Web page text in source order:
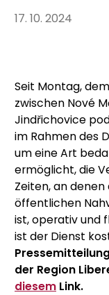
17. 10. 2024
Seit Montag,
zwischen Nové
Jindřichovice
im Rahmen des
um eine Art
ermöglicht, die
Zeiten, an
öffentlichen
ist, operativ und
ist der Dienst
der Region
diesem Link.